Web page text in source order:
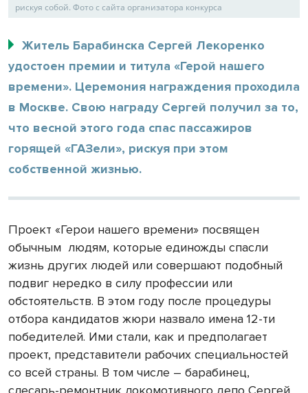
рискуя собой. Фото с сайта организатора конкурса
Житель Барабинска Сергей Лекоренко
удостоен премии и титула «Герой нашего
времени». Церемония награждения проходила
в Москве. Свою награду Сергей получил за то,
что весной этого года спас пассажиров
горящей «ГАЗели», рискуя при этом
собственной жизнью.
Проект «Герои нашего времени» посвящен
обычным людям, которые единожды спасли
жизнь других людей или совершают подобный
подвиг нередко в силу профессии или
обстоятельств. В этом году после процедуры
отбора кандидатов жюри назвало имена 12-ти
победителей. Ими стали, как и предполагает
проект, представители рабочих специальностей
со всей страны. В том числе – барабинец,